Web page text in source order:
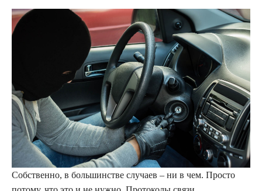
Собственно, в большинстве случаев – ни в чем. Просто